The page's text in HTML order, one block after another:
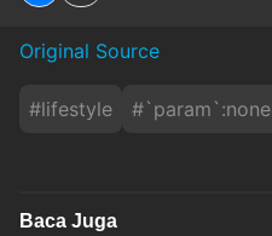
Original Source
#lifestyle #`param`:none
Baca Juga